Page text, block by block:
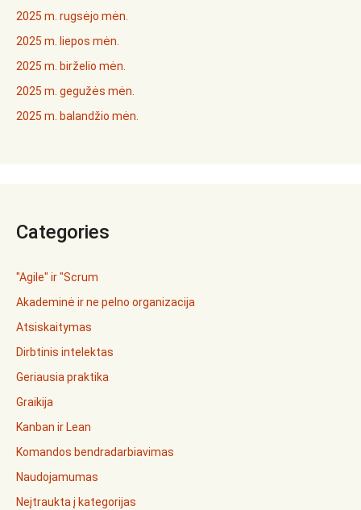
2025 m. rugsėjo mėn.
2025 m. liepos mėn.
2025 m. birželio mėn.
2025 m. gegužės mėn.
2025 m. balandžio mėn.
Categories
"Agile" ir "Scrum
Akademinė ir ne pelno organizacija
Atsiskaitymas
Dirbtinis intelektas
Geriausia praktika
Graikija
Kanban ir Lean
Komandos bendradarbiavimas
Naudojamumas
Neįtraukta į kategorijas